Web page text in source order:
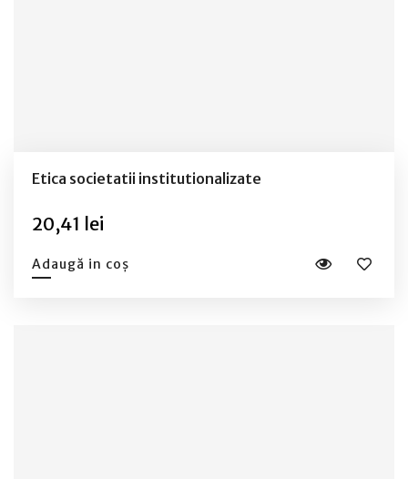
Etica societatii institutionalizate
20,41 lei
Adaugă in coș